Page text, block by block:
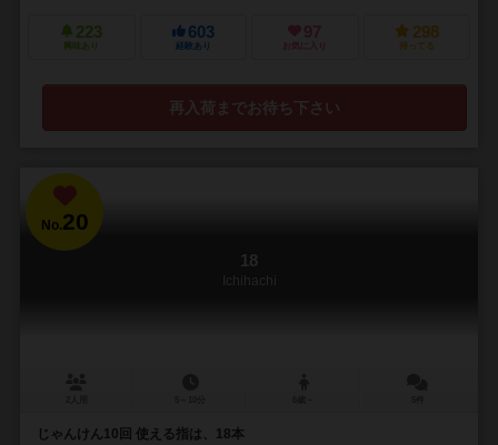
223
興味あり
603
経験あり
97
お気に入り
298
持ってる
再入荷までお待ち下さい
No.20
18
Ichihachi
じゃんけん10回 使える指は、18本